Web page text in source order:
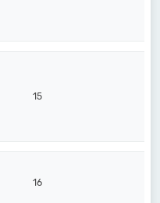
15
16